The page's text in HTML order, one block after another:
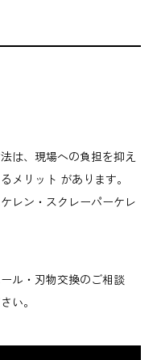
は、現場への負担を抑え
メリット があります。
レン・スクレーパーケレ
ル・刃物交換のご相談
い。